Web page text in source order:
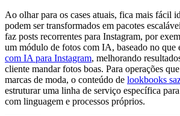
Ao olhar para os cases atuais, fica mais fácil
podem ser transformados em pacotes
faz posts recorrentes para Instagram, por
um módulo de fotos com IA, baseado no que
com IA para Instagram, melhorando
cliente mandar fotos boas. Para operações
marcas de moda, o conteúdo de lookbooks
estruturar uma linha de serviço específica
com linguagem e processos próprios.